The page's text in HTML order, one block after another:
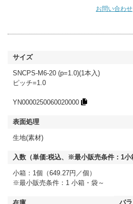
お問い合わせ
SNCPS-M6-20 (p=1.0)(1本入)
ピッチ=1.0
YN0000250060020000
生地(素材)
小箱：1個（649.27円／個）
※最小販売条件：1 小箱・袋～